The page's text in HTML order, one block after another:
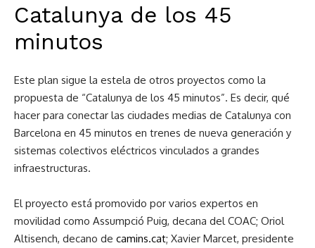
Catalunya de los 45
minutos
Este plan sigue la estela de otros proyectos como la
propuesta de “Catalunya de los 45 minutos”. Es decir, qué
hacer para conectar las ciudades medias de Catalunya con
Barcelona en 45 minutos en trenes de nueva generación y
sistemas colectivos eléctricos vinculados a grandes
infraestructuras.
El proyecto está promovido por varios expertos en
movilidad como Assumpció Puig, decana del COAC; Oriol
Altisench, decano de camins.cat; Xavier Marcet, presidente